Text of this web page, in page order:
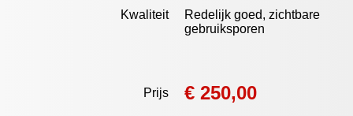
Kwaliteit
Redelijk goed, zichtbare
gebruiksporen
Prijs € 250,00